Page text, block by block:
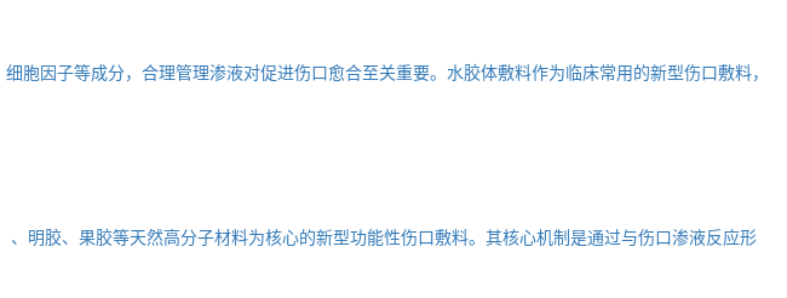
因子等成分，合理管理渗液对促进伤口愈合至关重要。水胶体敷料作为临床常用的新型伤口敷料，
明胶、果胶等天然高分子材料为核心的新型功能性伤口敷料。其核心机制是通过与伤口渗液反应形